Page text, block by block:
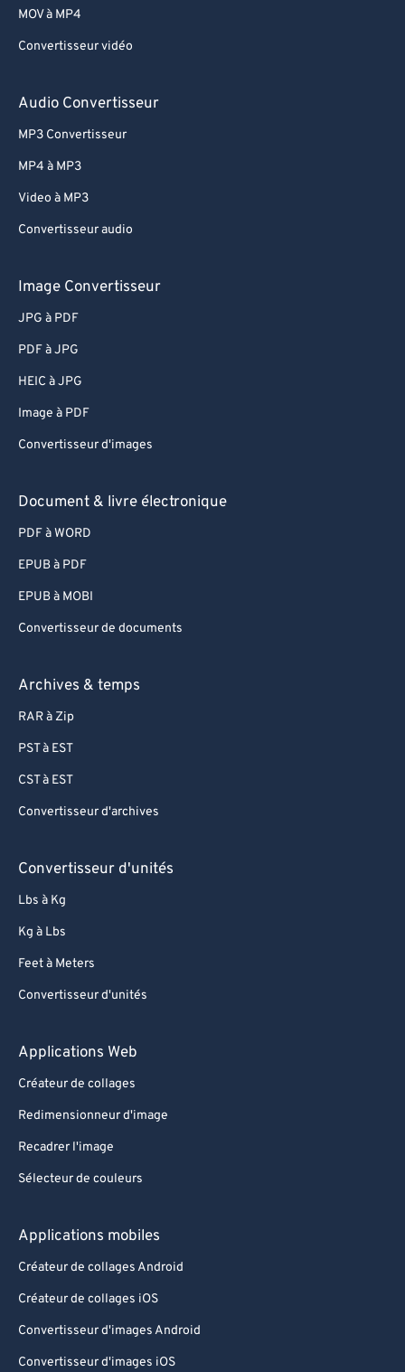
MOV à MP4
Convertisseur vidéo
Audio Convertisseur
MP3 Convertisseur
MP4 à MP3
Video à MP3
Convertisseur audio
Image Convertisseur
JPG à PDF
PDF à JPG
HEIC à JPG
Image à PDF
Convertisseur d'images
Document & livre électronique
PDF à WORD
EPUB à PDF
EPUB à MOBI
Convertisseur de documents
Archives & temps
RAR à Zip
PST à EST
CST à EST
Convertisseur d'archives
Convertisseur d'unités
Lbs à Kg
Kg à Lbs
Feet à Meters
Convertisseur d'unités
Applications Web
Créateur de collages
Redimensionneur d'image
Recadrer l'image
Sélecteur de couleurs
Applications mobiles
Créateur de collages Android
Créateur de collages iOS
Convertisseur d'images Android
Convertisseur d'images iOS